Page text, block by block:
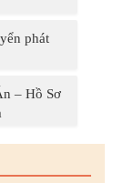
phát
– Hồ Sơ